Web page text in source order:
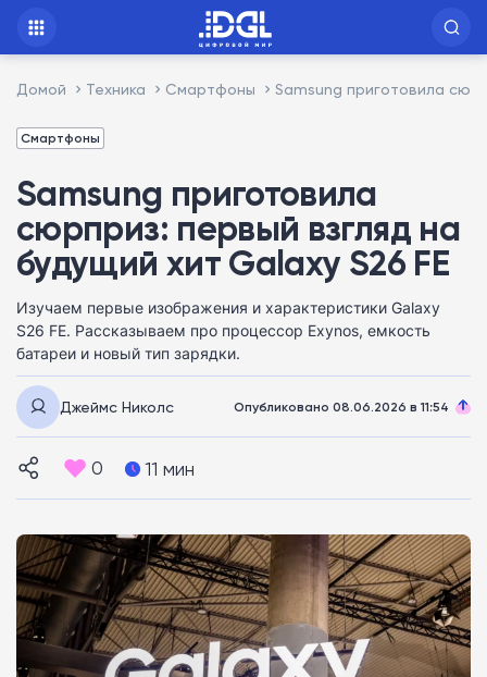
Домой Техника Смартфоны Samsung приготовила
Смартфоны
Samsung приготовила
сюрприз: первый взгляд на
будущий хит Galaxy S26 FE
Изучаем первые изображения и характеристики Galaxy
S26 FE. Рассказываем про процессор Exynos, емкость
батареи и новый тип зарядки.
Джеймс Николс Опубликовано 08.06.2026 в 11:54
0 11 мин